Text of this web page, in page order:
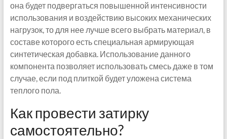
она будет подвергаться повышенной интенсивности
использования и воздействию высоких механических
нагрузок, то для нее лучше всего выбрать материал, в
составе которого есть специальная армирующая
синтетическая добавка. Использование данного
компонента позволяет использовать смесь даже в том
случае, если под плиткой будет уложена система
теплого пола.
Как провести затирку
самостоятельно?